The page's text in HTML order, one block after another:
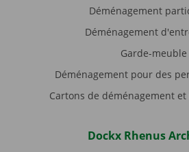
Déménagement
Déménagement
Garde-meuble
Déménagement pour des
Cartons de déménagement
Dockx Rhenus